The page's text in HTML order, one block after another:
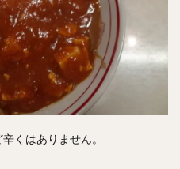
くはありません。